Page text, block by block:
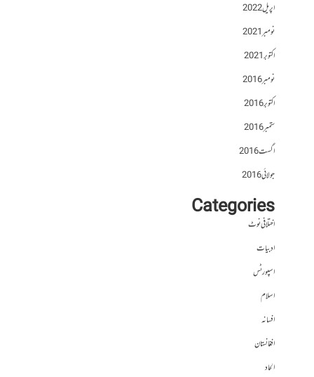
اپریل 2022
نومبر 2021
اکتوبر 2021
نومبر 2016
اکتوبر 2016
ستمبر 2016
اگست 2016
جولائی 2016
Categories
اختلافی نوٹ
ادبیات
اسپورٹس
اسلام
افسانہ
افغانستان
الحاد